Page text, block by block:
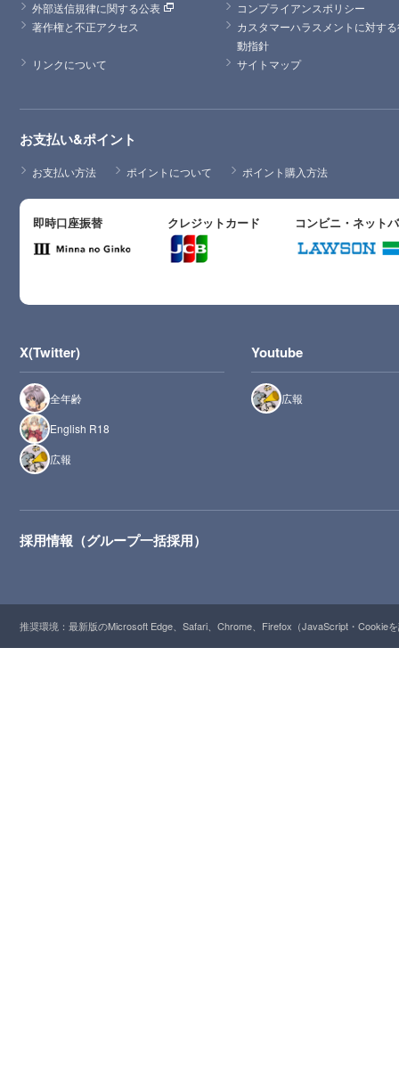
外部送信規律に関する公表
コンプライアンスポリシー
著作権と不正アクセス
カスタマーハラスメントに対す
動指針
リンクについて
サイトマップ
お支払い&ポイント
お支払い方法 ポイントについて ポイント購入方法
即時口座振替 クレジットカード コンビニ・ネット
X(Twitter)
全年齢
English R18
広報
Youtube
広報
採用情報（グループ一括採用）
推奨環境：最新版のMicrosoft Edge、Safari、Chrome、Firefox（JavaScript・Cookie